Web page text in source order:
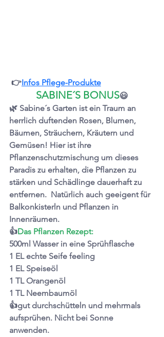
👉Infos Pflege-Produkte
SABINE´S BONUS😃
🌿 Sabine´s Garten ist ein Traum an
herrlich duftenden Rosen, Blumen,
Bäumen, Sträuchern, Kräutern und
Gemüsen! Hier ist ihre
Pflanzenschutzmischung um dieses
Paradis zu erhalten, die Pflanzen zu
stärken und Schädlinge dauerhaft zu
entfernen.  Natürlich auch geeigent für
Balkonkisterln und Pflanzen in
Innenräumen.
👍Das Pflanzen Rezept:
500ml Wasser in eine Sprühflasche
1 EL echte Seife feeling
1 EL Speiseöl
1 TL Orangenöl
1 TL Neembaumöl
👍gut durchschütteln und mehrmals
aufsprühen. Nicht bei Sonne
anwenden.